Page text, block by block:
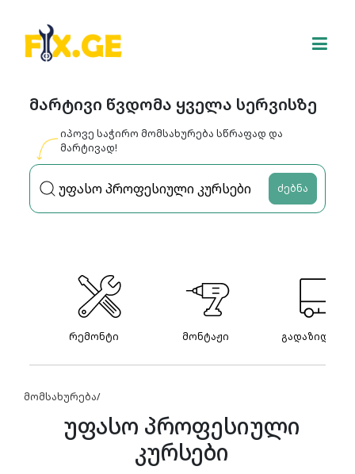
მარტივი წვდომა ყველა სერვისზე
იპოვე საჭირო მომსახურება სწრაფად და
მარტივად!
ძებნა
რემონტი მონტაჟი გადაზიდვები
მომსახურება/
უფასო პროფესიული
კურსები